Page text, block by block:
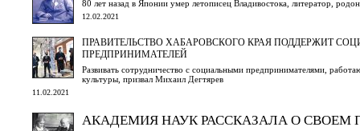
80 лет назад в Японии умер летописец Владивостока, литератор,
12.02.2021
ПРАВИТЕЛЬСТВО ХАБАРОВСКОГО КРАЯ ПОДДЕРЖИТ
ПРЕДПРИНИМАТЕЛЕЙ
Развивать сотрудничество с социальными предпринимателями,
культуры, призвал Михаил Дегтярев
11.02.2021
АКАДЕМИЯ НАУК РАССКАЗАЛА О СВОЕМ